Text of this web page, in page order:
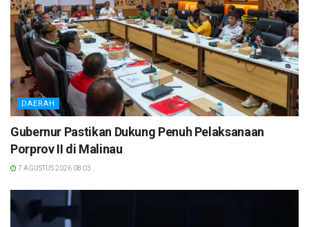
DAERAH
Gubernur Pastikan Dukung Penuh Pelaksanaan
Porprov II di Malinau
7 AGUSTUS 2026 08:03